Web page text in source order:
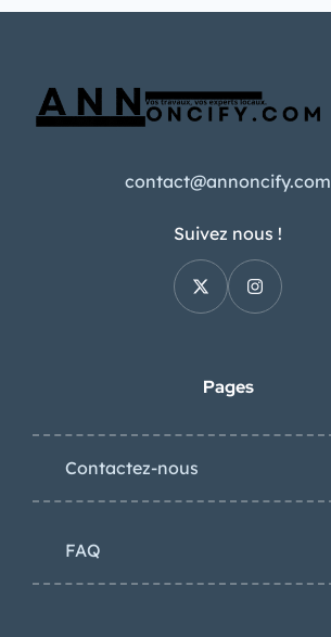
contact@annoncify.com
Suivez nous !
Pages
Contactez-nous
FAQ